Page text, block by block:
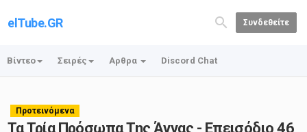
elTube.GR Συνδεθείτε
Βίντεο Σειρές Αρθρα Discord Chat
Προτεινόμενα
Τα Τρία Πρόσωπα Της Άννας - Επεισόδιο 46